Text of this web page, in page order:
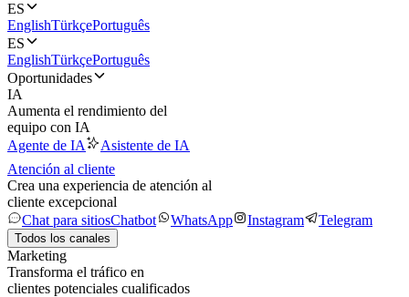
ES
EnglishTürkçePortuguês
ES
EnglishTürkçePortuguês
Oportunidades
IA
Aumenta el rendimiento del
equipo con IA
Agente de IA
Asistente de IA
Atención al cliente
Crea una experiencia de atención al
cliente excepcional
Chat para sitiosChatbot WhatsApp Instagram Telegram
Todos los canales
Marketing
Transforma el tráfico en
clientes potenciales cualificados